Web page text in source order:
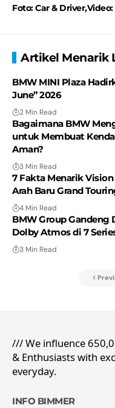
Foto: Car & DriverVideo:
Artikel Menarik
BMW MINI Plaza
June” 2026
2 Min Read
Bagaimana BMW
untuk Membuat
Aman?
3 Min Read
7 Fakta Menarik Vision
Arah Baru Grand
4 Min Read
BMW Group Gandeng
Dolby Atmos di 7
3 Min Read
/// We influence
& Enthusiasts with
everyday.
INFO BIMMER